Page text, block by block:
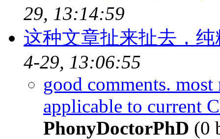
29, 13:14:59
这种文章扯来扯去，
4-29, 13:06:55
good comments.
applicable to current
PhonyDoctorPhD (0